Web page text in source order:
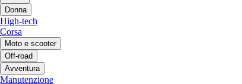
Donna
High-tech
Corsa
Moto e scooter
Off-road
Avventura
Manutenzione